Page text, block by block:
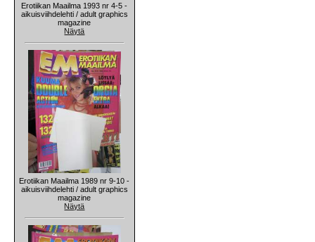
Erotiikan Maailma 1993 nr 4-5 -
aikuisviihdelehti / adult graphics
magazine
Näytä
Erotiikan Maailma 1989 nr 9-10 -
aikuisviihdelehti / adult graphics
magazine
Näytä